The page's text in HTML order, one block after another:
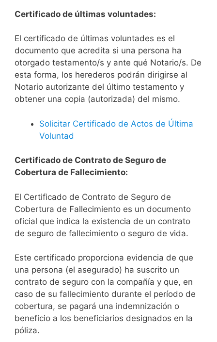
Certificado de últimas voluntades:
El certificado de últimas voluntades es el
documento que acredita si una persona ha
otorgado testamento/s y ante qué Notario/s. De
esta forma, los herederos podrán dirigirse al
Notario autorizante del último testamento y
obtener una copia (autorizada) del mismo.
Solicitar Certificado de Actos de Última
Voluntad
Certificado de Contrato de Seguro de
Cobertura de Fallecimiento:
El Certificado de Contrato de Seguro de
Cobertura de Fallecimiento es un documento
oficial que indica la existencia de un contrato
de seguro de fallecimiento o seguro de vida.
Este certificado proporciona evidencia de que
una persona (el asegurado) ha suscrito un
contrato de seguro con la compañía y que, en
caso de su fallecimiento durante el período de
cobertura, se pagará una indemnización o
beneficio a los beneficiarios designados en la
póliza.